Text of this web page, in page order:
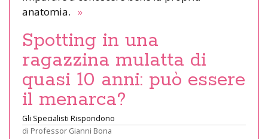
anatomia. »
Spotting in una
ragazzina mulatta di
quasi 10 anni: può essere
il menarca?
Gli Specialisti Rispondono
di Professor Gianni Bona